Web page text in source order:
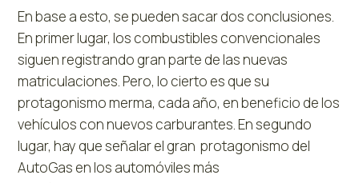
En base a esto, se pueden sacar dos conclusiones.
En primer lugar, los combustibles convencionales
siguen registrando gran parte de las nuevas
matriculaciones. Pero, lo cierto es que su
protagonismo merma, cada año, en beneficio de los
vehículos con nuevos carburantes. En segundo
lugar, hay que señalar el gran protagonismo del
AutoGas en los automóviles más